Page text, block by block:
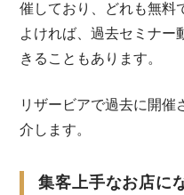
催しており、どれも無料
よければ、過去セミナー
きることもあります。
リザービアで過去に開催
介します。
集客上手なお店に